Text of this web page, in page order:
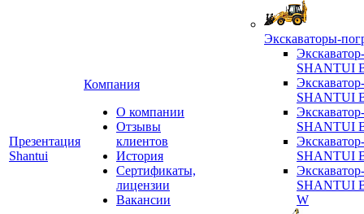
Презентация
Shantui
Компания
О компании
Отзывы
клиентов
История
Сертификаты,
лицензии
Вакансии
Экскаваторы-
SHANTUI
SHANTUI
SHANTUI
SHANTUI
SHANTUI
W